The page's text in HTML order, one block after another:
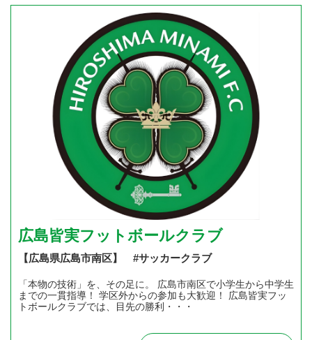
広島皆実フットボールクラブ
【広島県広島市南区】 #サッカークラブ
「本物の技術」を、その足に。 広島市南区で小学生から中学生
までの一貫指導！ 学区外からの参加も大歓迎！ 広島皆実フッ
トボールクラブでは、目先の勝利・・・